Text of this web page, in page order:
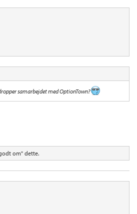
samarbejdet med OptionTown?
om" dette.